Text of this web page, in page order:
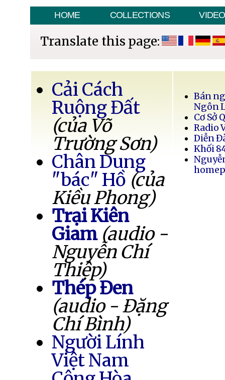
HOME COLLECTIONS VIDEO
Translate this page:
Cải Cách
Ruộng Đất
(của Võ
Trường Sơn)
Chân Dung
"bác" Hồ (của
Kiều Phong)
Trại Kiên
Giam (audio -
Nguyễn Chí
Thiệp)
Thép Đen
(audio - Đặng
Chí Bình)
Người Lính
Việt Nam
Bán
Ngôn
Cơ Sở
Radio
Diễn
Khối